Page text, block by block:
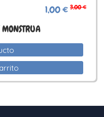
1,00 € 3,00 €